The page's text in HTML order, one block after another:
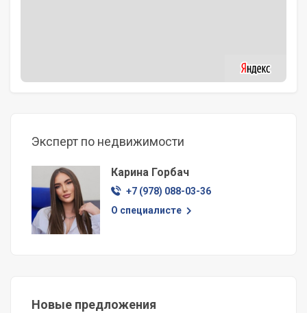
Эксперт по недвижимости
Карина Горбач
+7 (978) 088-03-36
О специалисте
Новые предложения